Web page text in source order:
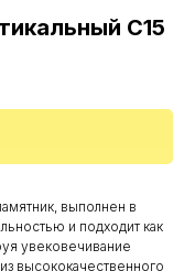
С15
выполнен в
и подходит как
увековечивание
высококачественного